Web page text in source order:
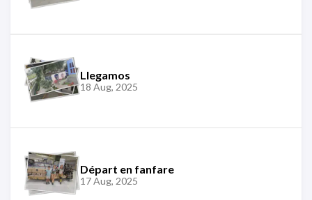
Llegamos
18 Aug, 2025
Départ en fanfare
17 Aug, 2025